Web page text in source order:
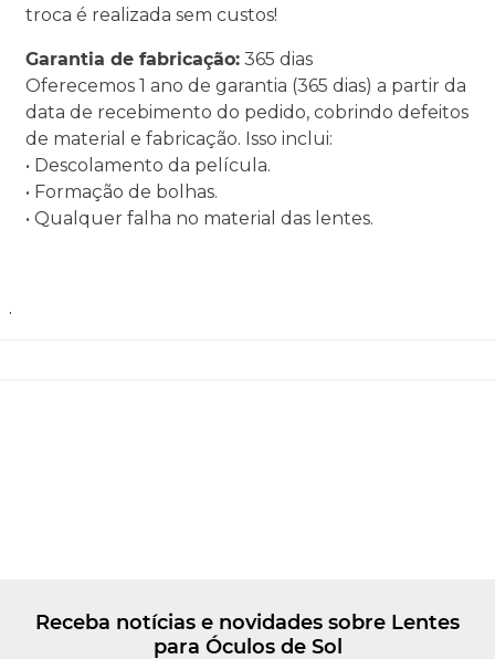
troca é realizada sem custos!
Garantia de fabricação: 365 dias
Oferecemos 1 ano de garantia (365 dias) a partir da
data de recebimento do pedido, cobrindo defeitos
de material e fabricação. Isso inclui:
• Descolamento da película.
• Formação de bolhas.
• Qualquer falha no material das lentes.
.
Receba notícias e novidades sobre Lentes
para Óculos de Sol